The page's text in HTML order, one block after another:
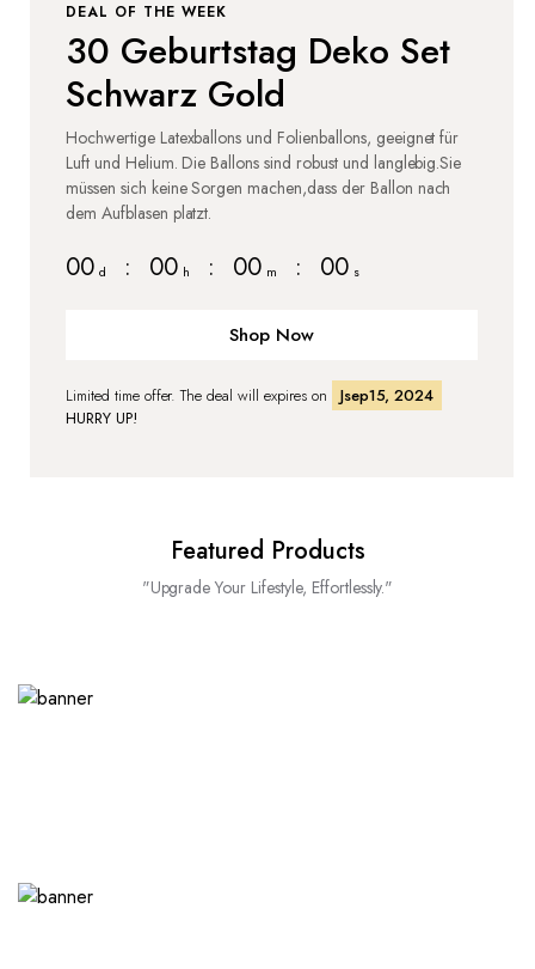
DEAL OF THE WEEK
30 Geburtstag Deko Set
Schwarz Gold
Hochwertige Latexballons und Folienballons, geeignet für
Luft und Helium. Die Ballons sind robust und langlebig.Sie
müssen sich keine Sorgen machen,dass der Ballon nach
dem Aufblasen platzt.
00 d : 00 h : 00 m : 00 s
Shop Now
Limited time offer. The deal will expires on
Jsep15, 2024
HURRY UP!
Featured Products
"Upgrade Your Lifestyle, Effortlessly."